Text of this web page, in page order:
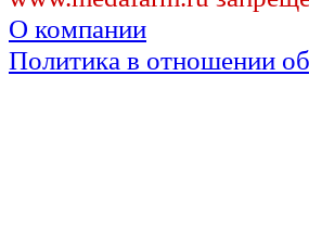
О компании
Политика в отношении